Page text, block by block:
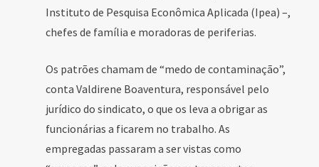
Instituto de Pesquisa Econômica Aplicada (Ipea) –,
chefes de família e moradoras de periferias.
Os patrões chamam de “medo de contaminação”,
conta Valdirene Boaventura, responsável pelo
jurídico do sindicato, o que os leva a obrigar as
funcionárias a ficarem no trabalho. As
empregadas passaram a ser vistas como